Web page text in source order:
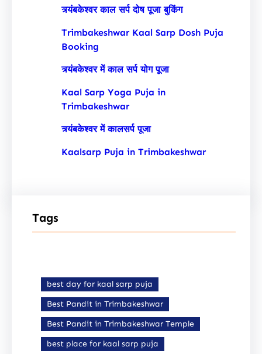
त्र्यंबकेश्वर काल सर्प दोष पूजा बुकिंग
Trimbakeshwar Kaal Sarp Dosh Puja
Booking
त्र्यंबकेश्वर में काल सर्प योग पूजा
Kaal Sarp Yoga Puja in
Trimbakeshwar
त्र्यंबकेश्वर में कालसर्प पूजा
Kaalsarp Puja in Trimbakeshwar
Tags
best day for kaal sarp puja
Best Pandit in Trimbakeshwar
Best Pandit in Trimbakeshwar Temple
best place for kaal sarp puja